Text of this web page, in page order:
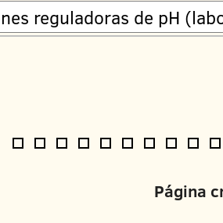
reguladoras de pH
Página